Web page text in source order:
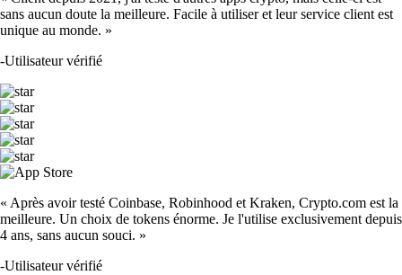
sans aucun doute la meilleure. Facile à utiliser et leur service client est
unique au monde. »
-Utilisateur vérifié
« Après avoir testé Coinbase, Robinhood et Kraken, Crypto.com est la
meilleure. Un choix de tokens énorme. Je l'utilise exclusivement depuis
4 ans, sans aucun souci. »
-Utilisateur vérifié